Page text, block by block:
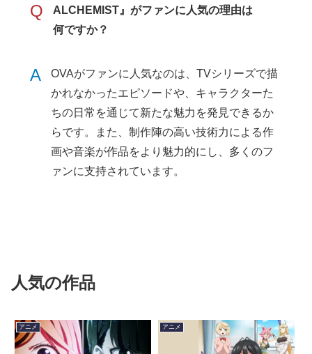
Q
ALCHEMIST』がファンに人気の理由は
何ですか？
A
OVAがファンに人気なのは、TVシリーズで描
かれなかったエピソードや、キャラクターた
ちの日常を通じて新たな魅力を発見できるか
らです。また、制作陣の高い技術力による作
画や音楽が作品をより魅力的にし、多くのフ
ァンに支持されています。
人気の作品
アニメ アニメ